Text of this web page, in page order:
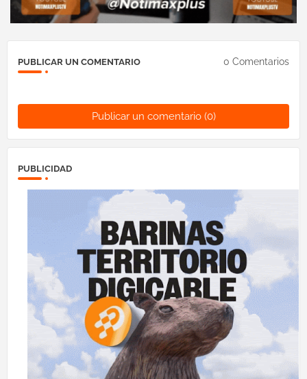
PUBLICAR UN COMENTARIO 0 Comentarios
Publicar un comentario (0)
PUBLICIDAD